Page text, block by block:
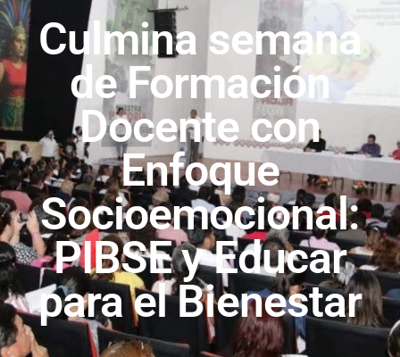
Culmina semana
de Formación
Docente con
Enfoque
Socioemocional:
PIBSE y Educar
para el Bienestar